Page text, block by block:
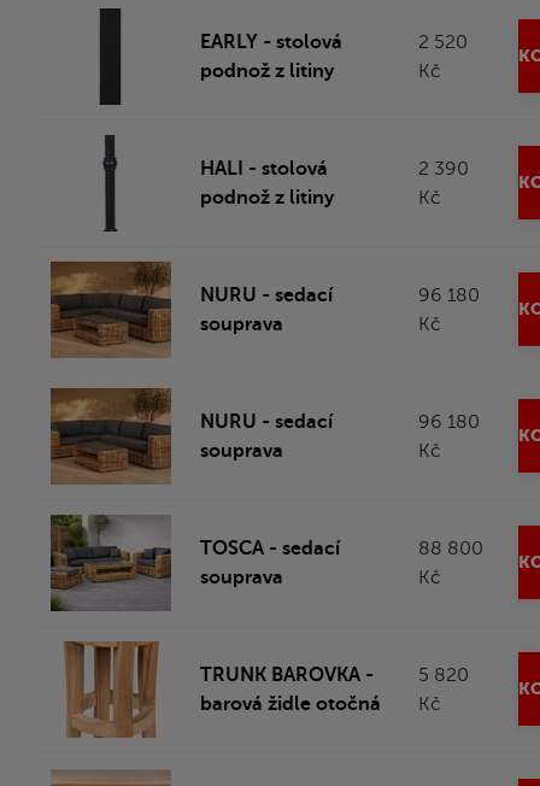
EARLY - stolová
podnož z litiny
2 520
Kč
HALI - stolová
podnož z litiny
2 390
Kč
NURU - sedací
souprava
96 180
Kč
NURU - sedací
souprava
96 180
Kč
TOSCA - sedací
souprava
88 800
Kč
TRUNK BAROVKA -
barová židle otočná
5 820
Kč